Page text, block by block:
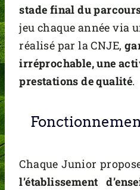
stade final du
jeu chaque année via
réalisé par la CNJE,
irréprochable, une
prestations de qualité.
Chaque Junior
l’établissement